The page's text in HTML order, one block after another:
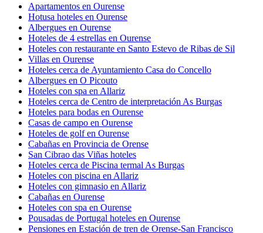
Apartamentos en Ourense
Hotusa hoteles en Ourense
Albergues en Ourense
Hoteles de 4 estrellas en Ourense
Hoteles con restaurante en Santo Estevo de Ribas de Sil
Villas en Ourense
Hoteles cerca de Ayuntamiento Casa do Concello
Albergues en O Picouto
Hoteles con spa en Allariz
Hoteles cerca de Centro de interpretación As Burgas
Hoteles para bodas en Ourense
Casas de campo en Ourense
Hoteles de golf en Ourense
Cabañas en Provincia de Orense
San Cibrao das Viñas hoteles
Hoteles cerca de Piscina termal As Burgas
Hoteles con piscina en Allariz
Hoteles con gimnasio en Allariz
Cabañas en Ourense
Hoteles con spa en Ourense
Pousadas de Portugal hoteles en Ourense
Pensiones en Estación de tren de Orense-San Francisco